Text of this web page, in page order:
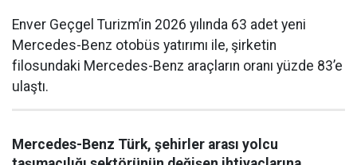
Enver Geçgel Turizm’in 2026 yılında 63 adet yeni
Mercedes-Benz otobüs yatırımı ile, şirketin
filosundaki Mercedes-Benz araçların oranı yüzde 83’e
ulaştı.
Mercedes-Benz Türk, şehirler arası yolcu